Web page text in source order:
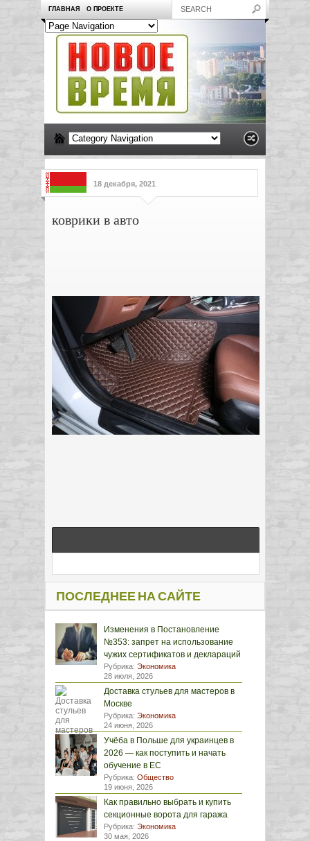
ГЛАВНАЯ О ПРОЕКТЕ
18 декабря, 2021
коврики в авто
ПОСЛЕДНЕЕ НА САЙТЕ
Изменения в Постановление
№353: запрет на использование
чужих сертификатов и деклараций
Рубрика: Экономика
28 июля, 2026
Доставка стульев для мастеров в
Москве
Рубрика: Экономика
24 июня, 2026
Учёба в Польше для украинцев в
2026 — как поступить и начать
обучение в ЕС
Рубрика: Общество
19 июня, 2026
Как правильно выбрать и купить
секционные ворота для гаража
Рубрика: Экономика
30 мая, 2026